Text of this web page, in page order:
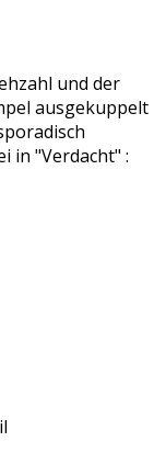
und der
ausgekuppelt
in "Verdacht" :